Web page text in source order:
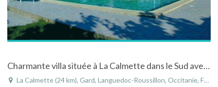
Charmante villa située à La Calmette dans le Sud avec piscine
La Calmette (24 km), Gard, Languedoc-Roussillon, Occitanie, France